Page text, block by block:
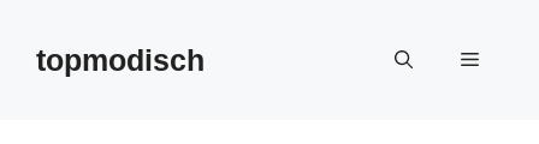
springentopmodisch Menü